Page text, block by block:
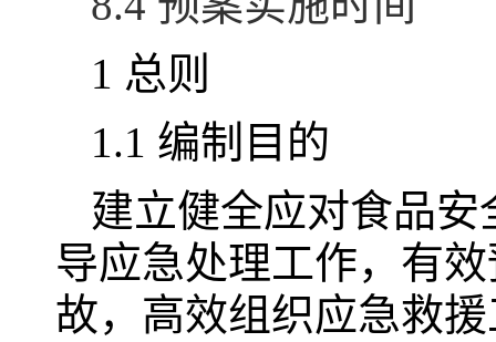
1 总则
1.1 编制目的
建立健全应对食品
导应急处理工作，有
故，高效组织应急救